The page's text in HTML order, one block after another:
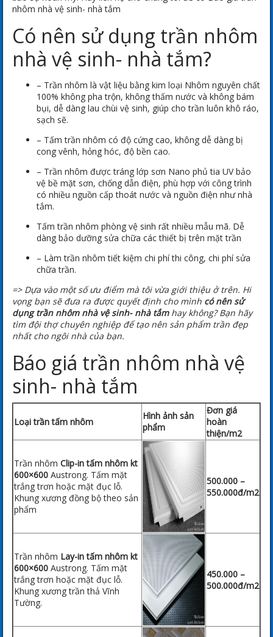
nhôm nhà vệ sinh- nhà tắm
Có nên sử dụng trần nhôm
nhà vệ sinh- nhà tắm?
– Trần nhôm là vật liệu bằng kim loại Nhôm nguyên chất
100% không pha trộn, không thấm nước và không bám
bụi, dễ dàng lau chùi vệ sinh, giúp cho trần luôn khô ráo,
sạch sẽ.
– Tấm trần nhôm có độ cứng cao, không dễ dàng bị
cong vênh, hỏng hóc, độ bền cao.
– Trần nhôm được tráng lớp sơn Nano phủ tia UV bảo
vệ bề mặt sơn, chống dẫn điện, phù hợp với công trình
có nhiều nguồn cấp thoát nước và nguồn điện như nhà
tắm.
Tấm trần nhôm phòng vệ sinh rất nhiều mẫu mã. Dễ
dàng bảo dưỡng sửa chữa các thiết bị trên mặt trần
– Làm trần nhôm tiết kiệm chi phí thi công, chi phí sửa
chữa trần.
=> Dựa vào một số ưu điểm mà tôi vừa giới thiệu ở trên. Hi
vọng bạn sẽ đưa ra được quyết định cho mình có nên sử
dụng trần nhôm nhà vệ sinh- nhà tắmhay không? Bạn hãy
tìm đội thợ chuyên nghiệp để tạo nên sản phẩm trần đẹp
nhất cho ngôi nhà của bạn.
Báo giá trần nhôm nhà vệ
sinh- nhà tắm
Loại trần tấm nhôm
Hình ảnh sản
phẩm
Đơn giá
hoàn
thiện/m2
Trần nhôm Clip-in tấm nhôm kt
600×600 Austrong. Tấm mặt
trắng trơn hoặc mặt đục lỗ.
Khung xương đồng bộ theo sản
phẩm
500.000 –
550.000đ/m2
Trần nhôm Lay-in tấm nhôm kt
600×600 Austrong. Tấm mặt
trắng trơn hoặc mặt đục lỗ.
Khung xương trần thả Vĩnh
Tường.
450.000 –
500.000đ/m2